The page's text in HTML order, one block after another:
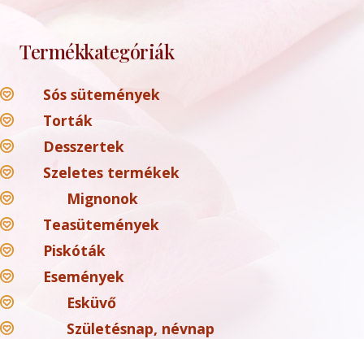
Termékkategóriák
Sós sütemények
Torták
Desszertek
Szeletes termékek
Mignonok
Teasütemények
Piskóták
Események
Esküvő
Születésnap, névnap